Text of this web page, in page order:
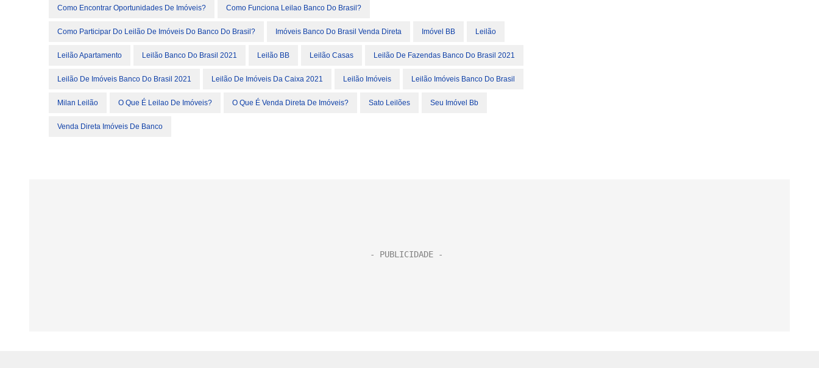
Como Encontrar Oportunidades De Imóveis? Como Funciona Leilao Banco Do Brasil?
Como Participar Do Leilão De Imóveis Do Banco Do Brasil? Imóveis Banco Do Brasil Venda Direta Imóvel BB Leilão
Leilão Apartamento Leilão Banco Do Brasil 2021 Leilão BB Leilão Casas Leilão De Fazendas Banco Do Brasil 2021
Leilão De Imóveis Banco Do Brasil 2021 Leilão De Imóveis Da Caixa 2021 Leilão Imóveis Leilão Imóveis Banco Do Brasil
Milan Leilão O Que É Leilao De Imóveis? O Que É Venda Direta De Imóveis? Sato Leilões Seu Imóvel Bb
Venda Direta Imóveis De Banco